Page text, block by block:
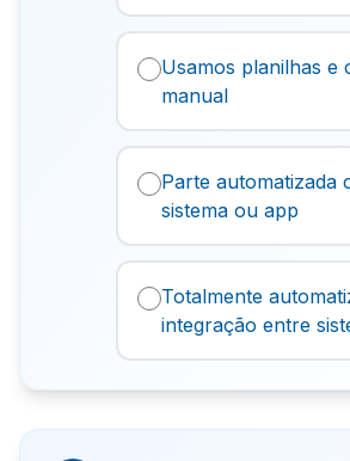
Usamos planilhas e
manual
Parte automatizada
sistema ou app
Totalmente
integração entre